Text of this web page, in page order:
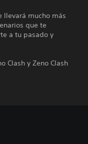
llevará mucho más
que te
a tu pasado y
Clash y Zeno Clash